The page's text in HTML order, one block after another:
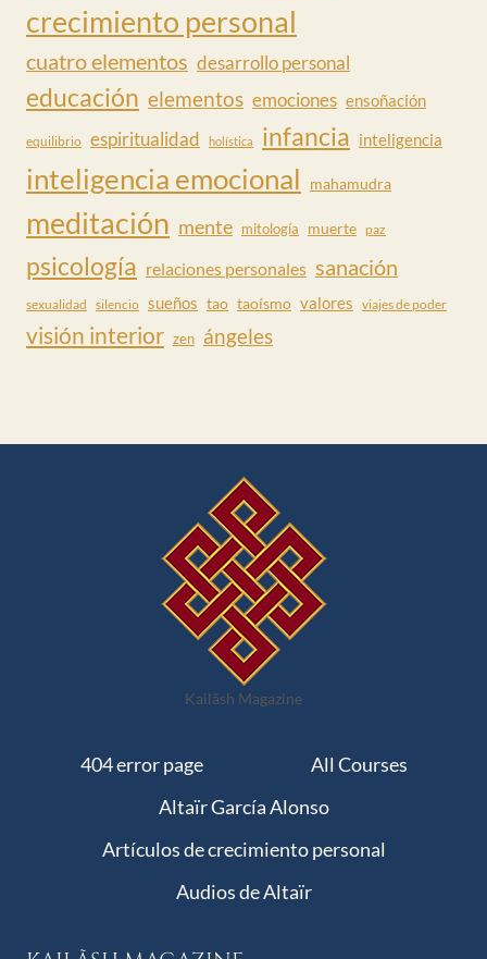
crecimiento personal
cuatro elementos desarrollo personal
educación elementos emociones ensoñación
equilibrio espiritualidad holística infancia inteligencia
inteligencia emocional mahamudra
meditación mente mitología muerte paz
psicología relaciones personales sanación
sexualidad silencio sueños tao taoísmo valores viajes de poder
visión interior zen ángeles
Kailãsh Magazine
404 error page
All Courses
Altaïr García Alonso
Artículos de crecimiento personal
Audios de Altaïr